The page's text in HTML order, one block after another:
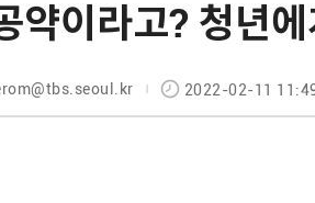
약이라고? 청년
2022-02-11